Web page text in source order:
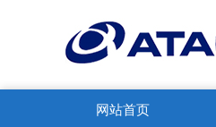
网站首页